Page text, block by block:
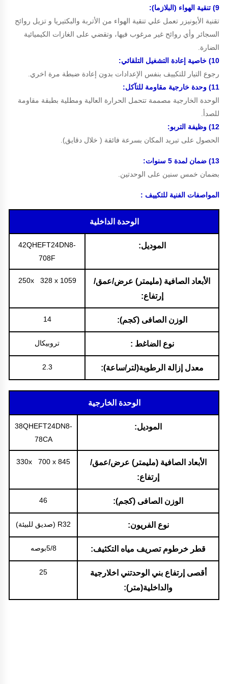
9) تنقية الهواء (البلازما):
تقنية الأيونيزر تعمل علي تنقية الهواء من الأتربة والبكتيريا و تزيل روائح
السجائر وأي روائح غير مرغوب فيها، وتقضي على الغازات الكيميائية
الضارة.
10) خاصية إعادة التشغيل التلقائي:
رجوع التيار للتكييف بنفس الإعدادات بدون إعادة ضبطة مرة اخري.
11) وحدة خارجية مقاومة للتآكل:
الوحدة الخارجية مصممة تتحمل الحرارة العالية ومطلية بطبقة مقاومة
للصدأ.
12) وظيفة التربو:
الحصول على تبريد المكان بسرعة فائقة ( خلال دقايق).
13) ضمان لمدة 5 سنوات:
بضمان خمس سنين على الوحدتين.
المواصفات الفنية للتكييف :
الوحدة الداخلية
الموديل:
42QHEFT24DN8-
708F
الأبعاد الصافية (مليمتر) عرض/عمق/
إرتفاع:
250x 328 x 1059
الوزن الصافى (كجم): 14
نوع الضاغط : تروبيكال
معدل إزالة الرطوبة(لتر/ساعة): 2.3
الوحدة الخارجية
الموديل:
38QHEFT24DN8-
78CA
الأبعاد الصافية (مليمتر) عرض/عمق/
إرتفاع:
330x 700 x 845
الوزن الصافى (كجم): 46
نوع الفريون: R32 (صديق للبيئة)
قطر خرطوم تصريف مياه التكثيف: 5/8بوصه
أقصى إرتفاع بني الوحدتني اخلارجية
والداخلية(متر):
25